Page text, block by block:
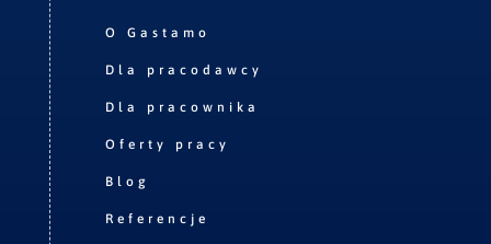
O Gastamo
Dla pracodawcy
Dla pracownika
Oferty pracy
Blog
Referencje